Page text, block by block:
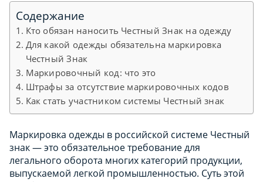
Содержание
Кто обязан наносить Честный Знак на одежду
Для какой одежды обязательна маркировка
Честный Знак
Маркировочный код: что это
Штрафы за отсутствие маркировочных кодов
Как стать участником системы Честный знак
Маркировка одежды в российской системе Честный
знак — это обязательное требование для
легального оборота многих категорий продукции,
выпускаемой легкой промышленностью. Суть этой